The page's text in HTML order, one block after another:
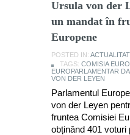
Ursula von der
un mandat în
Europene
POSTED IN:
TAGS: COMISIA
EUROPARLAMENTAR
VON DER LEYEN
Parlamentul
von der Leyen
fruntea Comisiei
obținând 401 voturi